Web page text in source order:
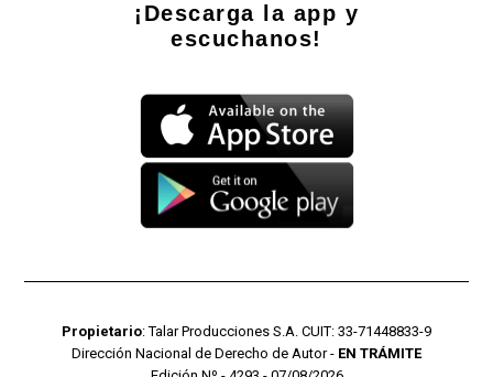
¡Descarga la app y
escuchanos!
Propietario: Talar Producciones S.A. CUIT: 33-71448833-9
Dirección Nacional de Derecho de Autor - EN TRÁMITE